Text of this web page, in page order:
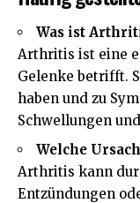
Was ist
Arthritis ist eine
Gelenke betrifft.
haben und zu
Schwellungen
Welche
Arthritis kann
Entzündungen